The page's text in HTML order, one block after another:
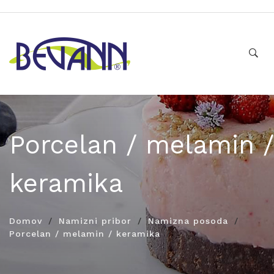
Porcelan / melamin /
keramika
Domov Namizni pribor
Namizna posoda
Porcelan / melamin / keramika